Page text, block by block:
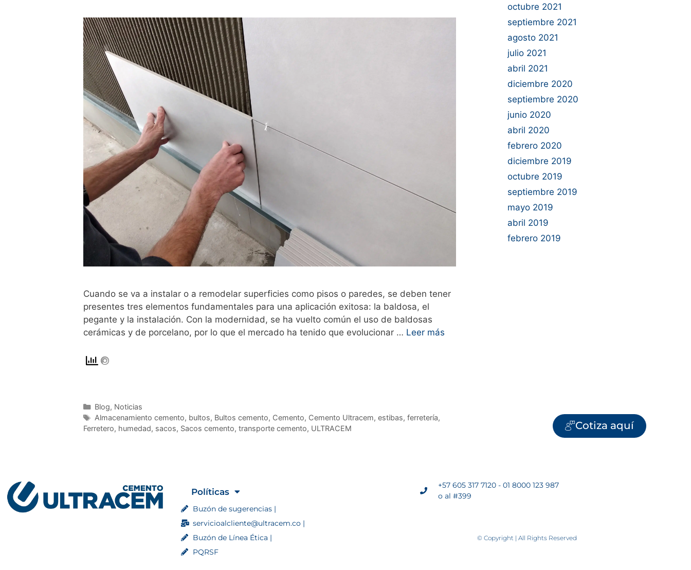
Cuando se va a instalar o a remodelar superficies como pisos o paredes, se deben tener
presentes tres elementos fundamentales para una aplicación exitosa: la baldosa, el
pegante y la instalación. Con la modernidad, se ha vuelto común el uso de baldosas
cerámicas y de porcelano, por lo que el mercado ha tenido que evolucionar … Leer más
Blog, Noticias
Almacenamiento cemento, bultos, Bultos cemento, Cemento, Cemento Ultracem, estibas, ferretería,
Ferretero, humedad, sacos, Sacos cemento, transporte cemento, ULTRACEM
octubre 2021
septiembre 2021
agosto 2021
julio 2021
abril 2021
diciembre 2020
septiembre 2020
junio 2020
abril 2020
febrero 2020
diciembre 2019
octubre 2019
septiembre 2019
mayo 2019
abril 2019
febrero 2019
Políticas
Buzón de sugerencias |
servicioalcliente@ultracem.co |
Buzón de Línea Ética |
PQRSF
+57 605 317 7120 - 01 8000 123 987
o al #399
© Copyright | All Rights Reserved
Cotiza aquí